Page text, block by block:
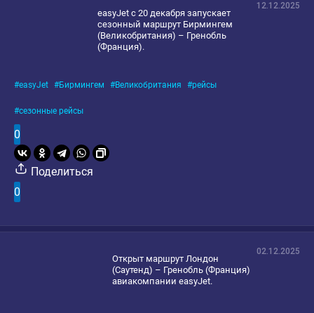
12.12.2025
easyJet с 20 декабря запускает
сезонный маршрут Бирмингем
(Великобритания) – Гренобль
(Франция).
easyJet Бирмингем Великобритания рейсы
сезонные рейсы
0
Поделиться
0
02.12.2025
Открыт маршрут Лондон
(Саутенд) – Гренобль (Франция)
авиакомпании easyJet.